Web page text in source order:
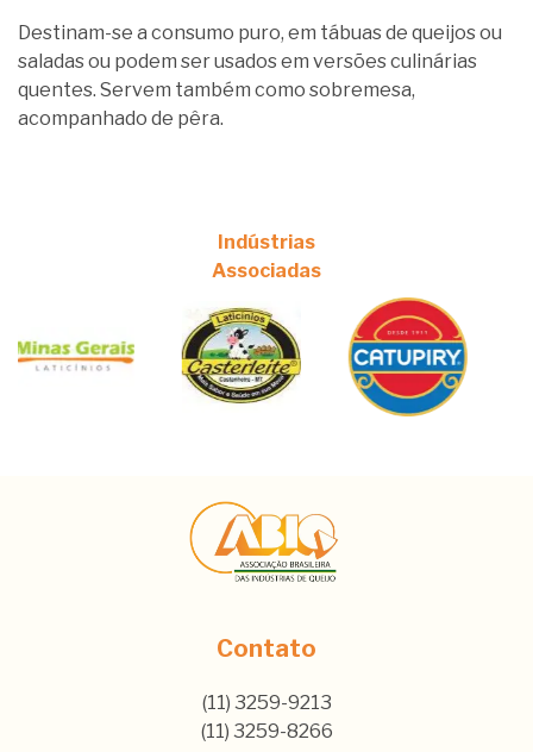
Destinam-se a consumo puro, em tábuas de queijos ou
saladas ou podem ser usados em versões culinárias
quentes. Servem também como sobremesa,
acompanhado de pêra.
Indústrias
Associadas
Contato
(11) 3259-9213
(11) 3259-8266